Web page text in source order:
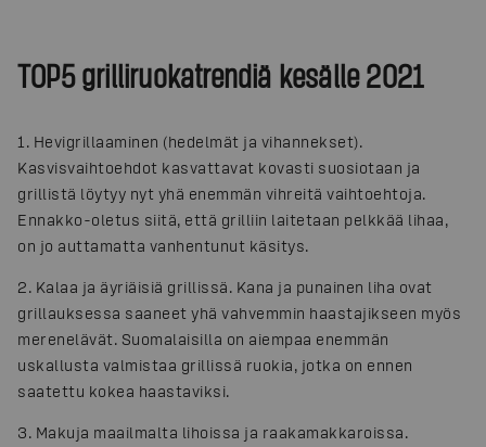
TOP5 grilliruokatrendiä kesälle 2021
1. Hevigrillaaminen (hedelmät ja vihannekset).
Kasvisvaihtoehdot kasvattavat kovasti suosiotaan ja
grillistä löytyy nyt yhä enemmän vihreitä vaihtoehtoja.
Ennakko-oletus siitä, että grilliin laitetaan pelkkää lihaa,
on jo auttamatta vanhentunut käsitys.
2. Kalaa ja äyriäisiä grillissä. Kana ja punainen liha ovat
grillauksessa saaneet yhä vahvemmin haastajikseen myös
merenelävät. Suomalaisilla on aiempaa enemmän
uskallusta valmistaa grillissä ruokia, jotka on ennen
saatettu kokea haastaviksi.
3. Makuja maailmalta lihoissa ja raakamakkaroissa.